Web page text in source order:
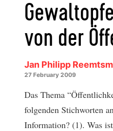
von der
Jan Philipp
27 February 2009
Das Thema
folgenden Stichworten
Information? (1). Was